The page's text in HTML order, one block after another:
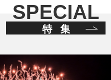
SPECIAL
特集